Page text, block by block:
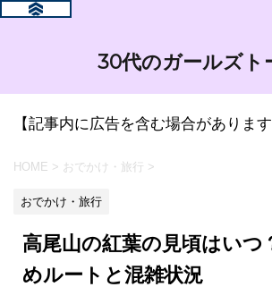
30代のガールズト
【記事内に広告を含む場合があります
HOME > おでかけ・旅行 >
おでかけ・旅行
高尾山の紅葉の見頃はいつ
めルートと混雑状況